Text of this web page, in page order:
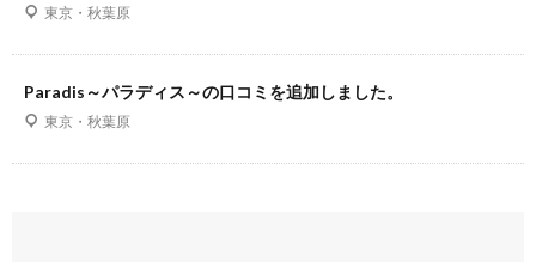
東京・秋葉原
Paradis～パラディス～の口コミを追加しました。
東京・秋葉原